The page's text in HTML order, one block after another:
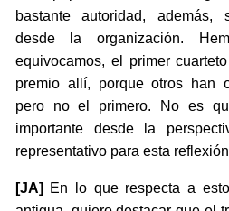
bastante autoridad, además,
desde la organización.
equivocamos, el primer
premio allí, porque otros han
pero no el primero. No es
importante desde la
representativo para esta
[JA]
En lo que respecta a